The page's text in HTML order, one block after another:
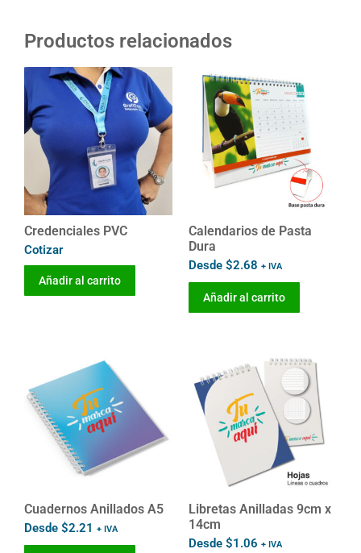
Productos relacionados
Credenciales PVC
Cotizar
Añadir al carrito
Calendarios de Pasta
Dura
Desde $2.68 + IVA
Añadir al carrito
Cuadernos Anillados A5
Desde $2.21 + IVA
Libretas Anilladas 9cm x
14cm
Desde $1.06 + IVA